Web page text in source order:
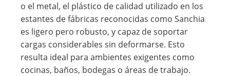
o el metal, el plástico de calidad utilizado en los
estantes de fábricas reconocidas como Sanchia
es ligero pero robusto, y capaz de soportar
cargas considerables sin deformarse. Esto
resulta ideal para ambientes exigentes como
cocinas, baños, bodegas o áreas de trabajo.